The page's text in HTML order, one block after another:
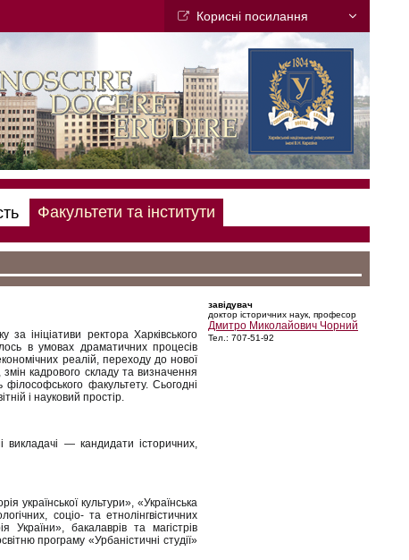
Кориснi посилання
Факультети та інститути
ініціативи ректора Харківського
в умовах драматичних процесів
реалій, переходу до нової
змін кадрового складу та визначення
факультету. Сьогодні
і науковий простір.
— кандидати історичних,
української культури», «Українська
соціо- та етнолінгвістичних
України», бакалаврів та магістрів
програму «Урбаністичні студії»
завідувач
доктор історичних наук, професор
Дмитро Миколайович Чорний
Тел.: 707-51-92